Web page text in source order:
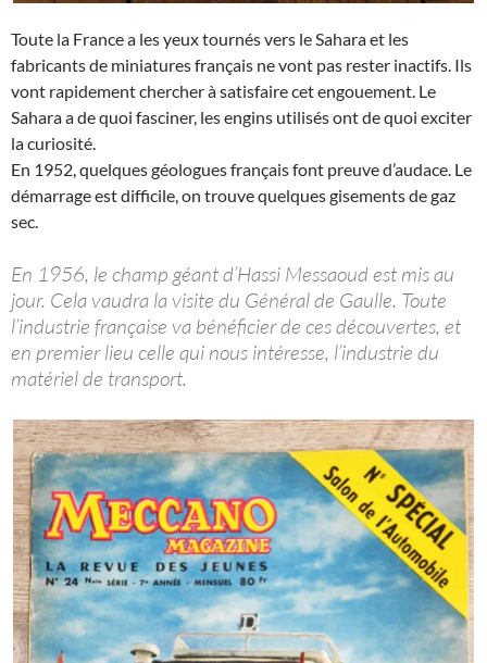
Toute la France a les yeux tournés vers le Sahara et les
fabricants de miniatures français ne vont pas rester inactifs. Ils
vont rapidement chercher à satisfaire cet engouement. Le
Sahara a de quoi fasciner, les engins utilisés ont de quoi exciter
la curiosité.
En 1952, quelques géologues français font preuve d’audace. Le
démarrage est difficile, on trouve quelques gisements de gaz
sec.
En 1956, le champ géant d’Hassi Messaoud est mis au
jour. Cela vaudra la visite du Général de Gaulle. Toute
l’industrie française va bénéficier de ces découvertes, et
en premier lieu celle qui nous intéresse, l’industrie du
matériel de transport.